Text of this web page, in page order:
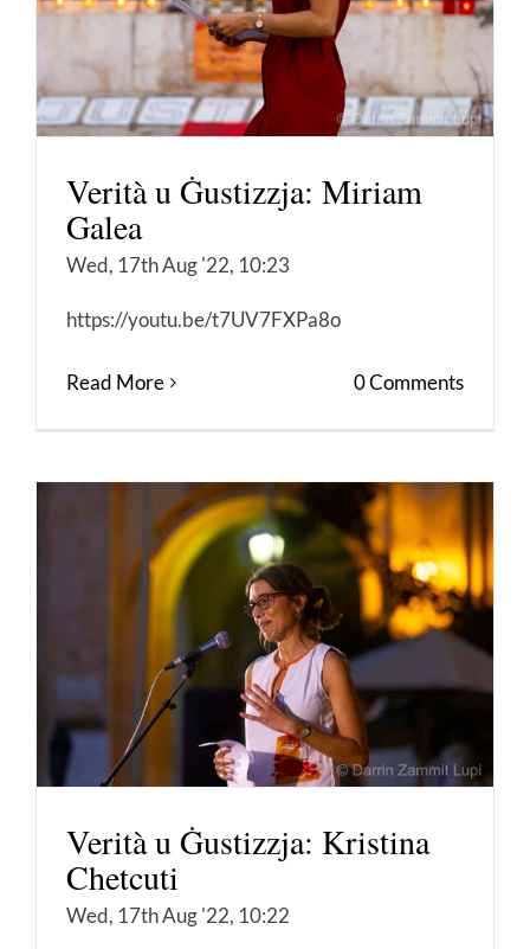
Verità u Ġustizzja: Miriam
Galea
Wed, 17th Aug '22, 10:23
https://youtu.be/t7UV7FXPa8o
Read More 0 Comments
Verità u Ġustizzja: Kristina
Chetcuti
Wed, 17th Aug '22, 10:22